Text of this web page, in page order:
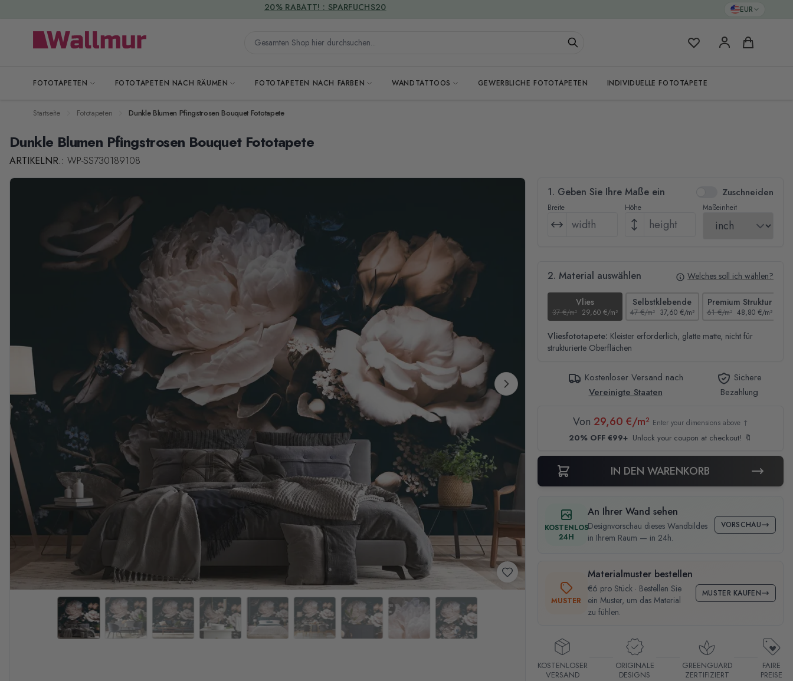
EUR
Gesamten Shop hier durchsuchen... Meine FavoritenWarenkorb
FOTOTAPETEN FOTOTAPETEN NACH RÄUMEN FOTOTAPETEN NACH FARBEN WANDTATTOOS GEWERBLICHE FOTOTAPETEN INDIVIDUELLE FOTOTAPETE
VERSANDKOSTENFREI
Startseite Fototapeten Dunkle Blumen Pfingstrosen Bouquet Fototapete
Dunkle Blumen Pfingstrosen Bouquet Fototapete
ARTIKELNR.: WP-SS730189108
1. Geben Sie Ihre Maße ein Zuschneiden
Breite Höhe Maßeinheit
2. Material auswählen Welches soll ich wählen?
Vlies
37 €/m² 29,60 €/m²
Selbstklebende
47 €/m² 37,60 €/m²
Premium Struktur
61 €/m² 48,80 €/m²
Vliesfototapete: Kleister erforderlich, glatte matte, nicht für
strukturierte Oberflächen
Kostenloser Versand nach
Vereinigte Staaten
Sichere
Bezahlung
Von 29,60 €/m² Enter your dimensions above ↑
20% OFF €99+ Unlock your coupon at checkout! 🔖
IN DEN WARENKORB
KOSTENLOS
24H
An Ihrer Wand sehen
Designvorschau dieses Wandbildes
in Ihrem Raum — in 24h.
VORSCHAU
MUSTER
Materialmuster bestellen
€6 pro Stück · Bestellen Sie
ein Muster, um das Material
zu fühlen.
MUSTER KAUFEN
KOSTENLOSER
VERSAND
ORIGINALE
DESIGNS
GREENGUARD
ZERTIFIZIERT
FAIRE
PREISE